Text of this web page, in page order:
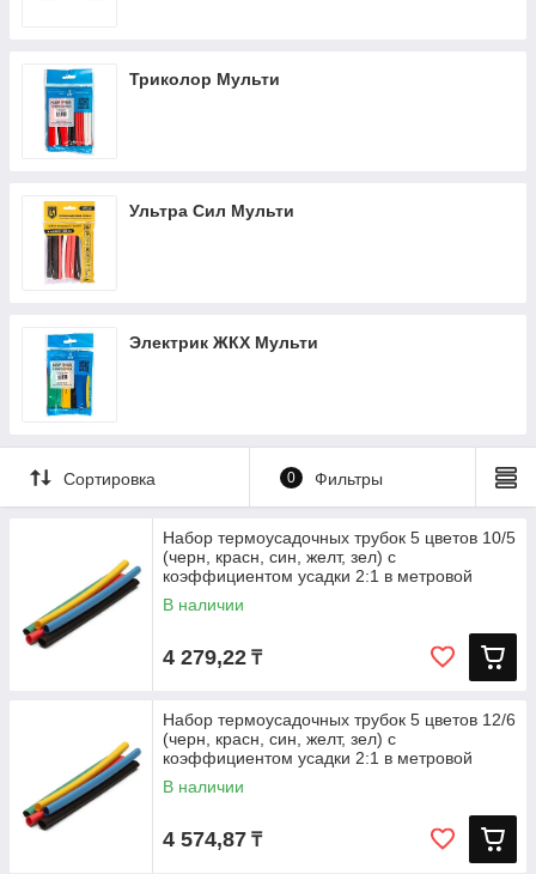
Триколор Мульти
Ультра Сил Мульти
Электрик ЖКХ Мульти
Сортировка 0 Фильтры
Набор термоусадочных трубок 5 цветов 10/5
(черн, красн, син, желт, зел) с
коэффициентом усадки 2:1 в метровой
В наличии
4 279,22 ₸
Набор термоусадочных трубок 5 цветов 12/6
(черн, красн, син, желт, зел) с
коэффициентом усадки 2:1 в метровой
В наличии
4 574,87 ₸